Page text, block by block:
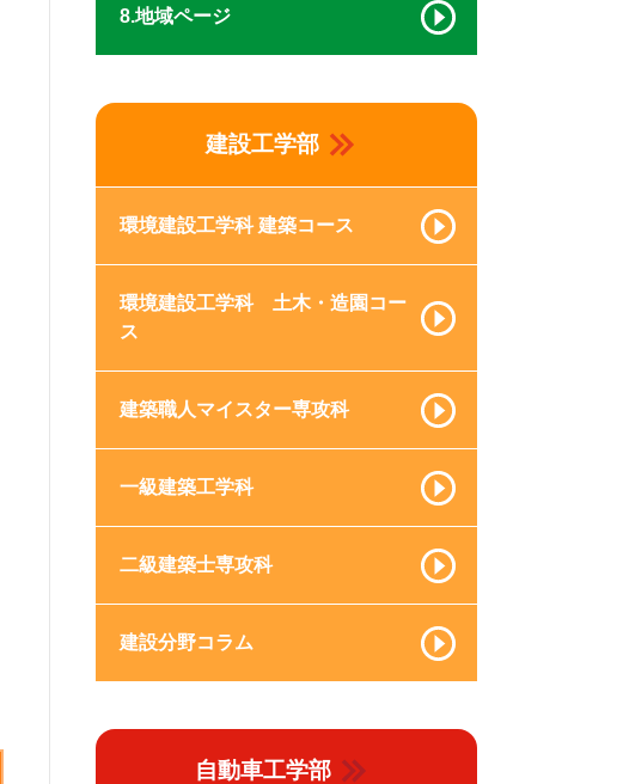
8.地域ページ
建設工学部
環境建設工学科 建築コース
環境建設工学科 土木・造園コー
ス
建築職人マイスター専攻科
一級建築工学科
二級建築士専攻科
建設分野コラム
自動車工学部